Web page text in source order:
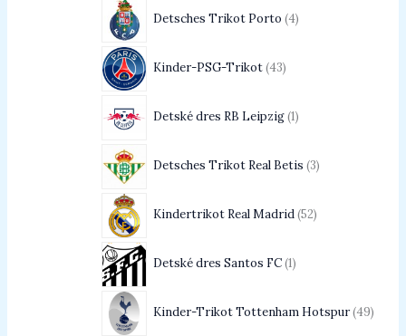
Detsches Trikot Porto 4
Kinder-PSG-Trikot 43
Detské dres RB Leipzig 1
Detsches Trikot Real Betis 3
Kindertrikot Real Madrid 52
Detské dres Santos FC 1
Kinder-Trikot Tottenham Hotspur 49